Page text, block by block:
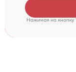
Нажимая на кнопку